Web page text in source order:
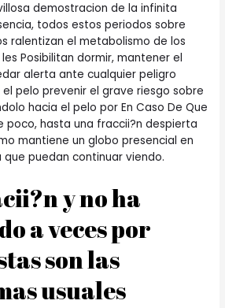
demostracion de la infinita
todos estos periodos sobre
ralentizan el metabolismo de los
Posibilitan dormir, mantener el
alerta ante cualquier peligro
pelo prevenir el grave riesgo sobre
hacia el pelo por En Caso De Que
poco, hasta una fraccii?n despierta
mantiene un globo presencial en
puedan continuar viendo.
y no ha
a veces por
son las
usuales